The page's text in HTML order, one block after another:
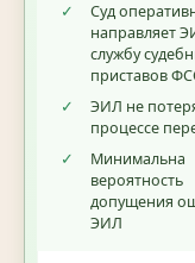
✓
Суд
направляет
службу
приставов
✓
ЭИЛ не
процессе
✓
Минимальна
вероятность
допущения
ЭИЛ